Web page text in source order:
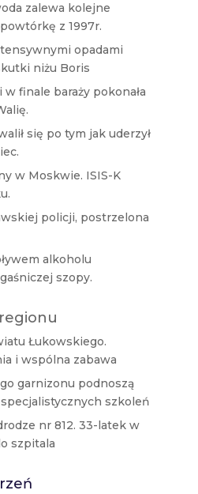
zalewa kolejne
z 1997r.
opadami
niżu Boris
finale baraży pokonała
się po tym jak uderzył
w Moskwie. ISIS-K
policji, postrzelona
alkoholu
szopy.
Łukowskiego.
i wspólna zabawa
garnizonu podnoszą
szkoleń
nr 812. 33-latek w
szpitala